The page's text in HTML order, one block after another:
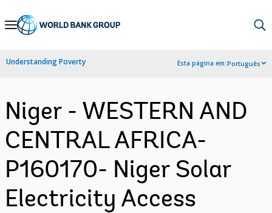
Skip
Navigation
Understanding Poverty Esta página em:Português
Niger - WESTERN AND
CENTRAL AFRICA-
P160170- Niger Solar
Electricity Access